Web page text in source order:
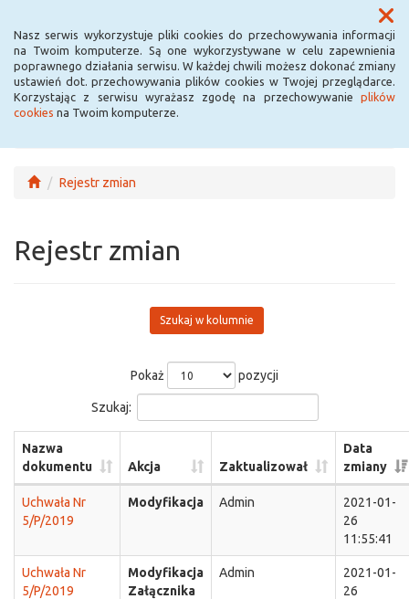
Nasz serwis wykorzystuje pliki cookies do przechowywania informacji
na Twoim komputerze. Są one wykorzystywane w celu zapewnienia
poprawnego działania serwisu. W każdej chwili możesz dokonać zmiany
ustawień dot. przechowywania plików cookies w Twojej przeglądarce.
Korzystając z serwisu wyrażasz zgodę na przechowywanie plików
cookies na Twoim komputerze.
Menu
Rejestr zmian
Rejestr zmian
Szukaj w kolumnie
Pokaż pozycji
Szukaj:
Nazwa
dokumentu
Akcja Zaktualizował
Data
zmiany
Uchwała Nr
5/P/2019
Modyfikacja Admin
2021-01-
26
11:55:41
Uchwała Nr
5/P/2019
Modyfikacja
Załącznika
Admin
2021-01-
26